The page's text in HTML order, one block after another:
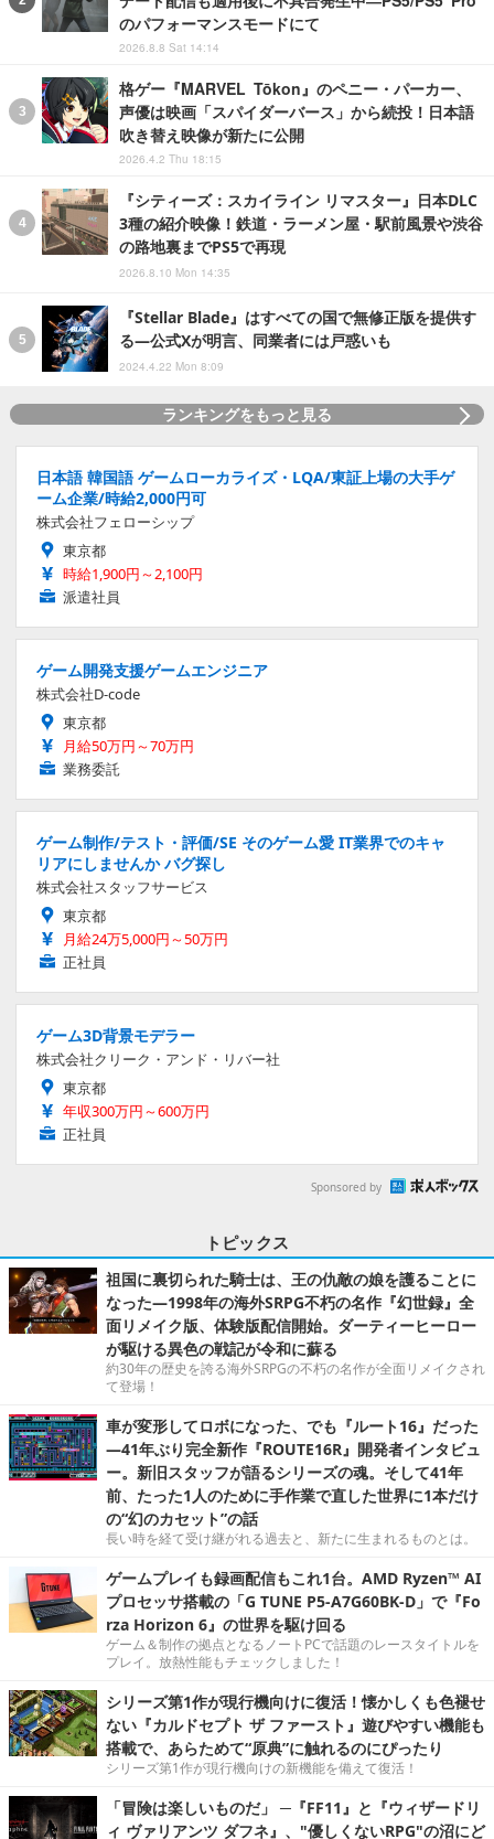
のパフォーマンスモードにて
2026.8.8 Sat 14:14
格ゲー『MARVEL Tōkon』のペニー・パーカー、
声優は映画「スパイダーバース」から続投！日本語
吹き替え映像が新たに公開
2026.4.2 Thu 18:15
『シティーズ：スカイライン リマスター』日本DLC
3種の紹介映像！鉄道・ラーメン屋・駅前風景や渋谷
の路地裏までPS5で再現
2026.8.10 Mon 14:35
『Stellar Blade』はすべての国で無修正版を提供す
る―公式Xが明言、同業者には戸惑いも
2024.4.22 Mon 8:09
ランキングをもっと見る
日本語 韓国語 ゲームローカライズ・LQA/東証上場の大手ゲ
ーム企業/時給2,000円可
株式会社フェローシップ
東京都
時給1,900円～2,100円
派遣社員
ゲーム開発支援ゲームエンジニア
株式会社D-code
東京都
月給50万円～70万円
業務委託
ゲーム制作/テスト・評価/SE そのゲーム愛 IT業界でのキャ
リアにしませんか バグ探し
株式会社スタッフサービス
東京都
月給24万5,000円～50万円
正社員
ゲーム3D背景モデラー
株式会社クリーク・アンド・リバー社
東京都
年収300万円～600万円
正社員
Sponsored by
トピックス
祖国に裏切られた騎士は、王の仇敵の娘を護ることに
なった―1998年の海外SRPG不朽の名作『幻世録』全
面リメイク版、体験版配信開始。ダーティーヒーロー
が駆ける異色の戦記が令和に蘇る
約30年の歴史を誇る海外SRPGの不朽の名作が全面リメイクされ
て登場！
車が変形してロボになった、でも『ルート16』だった
―41年ぶり完全新作『ROUTE16R』開発者インタビュ
ー。新旧スタッフが語るシリーズの魂。そして41年
前、たった1人のために手作業で直した世界に1本だけ
の“幻のカセット”の話
長い時を経て受け継がれる過去と、新たに生まれるものとは。
ゲームプレイも録画配信もこれ1台。AMD Ryzen™ AI
プロセッサ搭載の「G TUNE P5-A7G60BK-D」で『Fo
rza Horizon 6』の世界を駆け回る
ゲーム＆制作の拠点となるノートPCで話題のレースタイトルを
プレイ。放熱性能もチェックしました！
シリーズ第1作が現行機向けに復活！懐かしくも色褪せ
ない『カルドセプト ザ ファースト』遊びやすい機能も
搭載で、あらためて“原典”に触れるのにぴったり
シリーズ第1作が現行機向けの新機能を備えて復活！
「冒険は楽しいものだ」 ─『FF11』と『ウィザードリ
ィ ヴァリアンツ ダフネ』、"優しくないRPG"の沼にど